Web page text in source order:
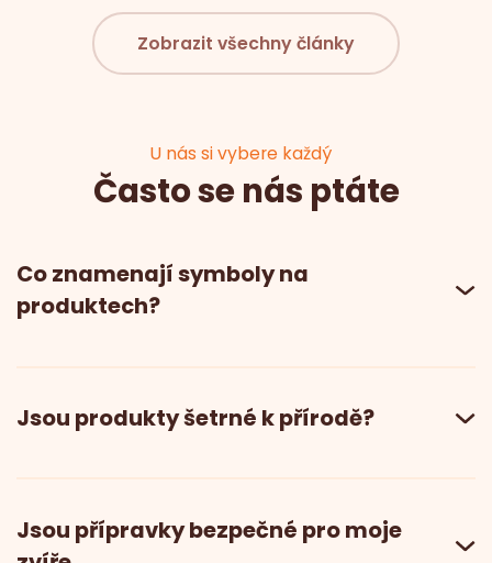
Zobrazit všechny články
U nás si vybere každý
Často se nás ptáte
Co znamenají symboly na
produktech?
Jsou produkty šetrné k přírodě?
Jsou přípravky bezpečné pro moje